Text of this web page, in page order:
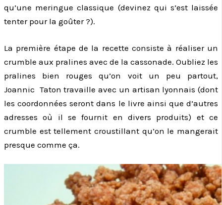
qu’une meringue classique (devinez qui s’est laissée
tenter pour la goûter ?).
La première étape de la recette consiste à réaliser un
crumble aux pralines avec de la cassonade. Oubliez les
pralines bien rouges qu’on voit un peu partout,
Joannic Taton travaille avec un artisan lyonnais (dont
les coordonnées seront dans le livre ainsi que d’autres
adresses où il se fournit en divers produits) et ce
crumble est tellement croustillant qu’on le mangerait
presque comme ça.